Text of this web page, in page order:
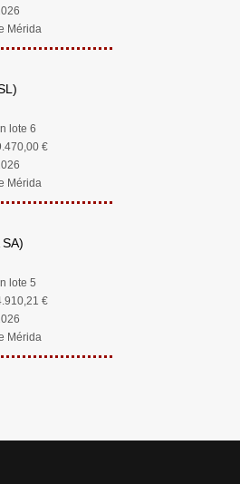
Mérida
lote 6
€
Mérida
lote 5
€
Mérida